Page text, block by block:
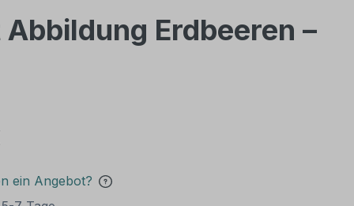
Erdbeeren –
ein Angebot?